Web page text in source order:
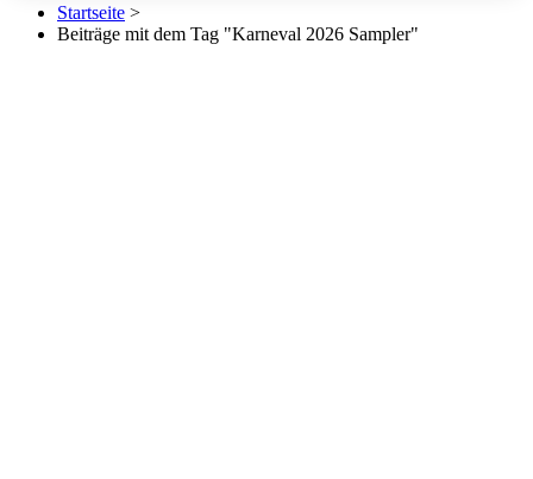
Startseite >
Beiträge mit dem Tag "Karneval 2026 Sampler"